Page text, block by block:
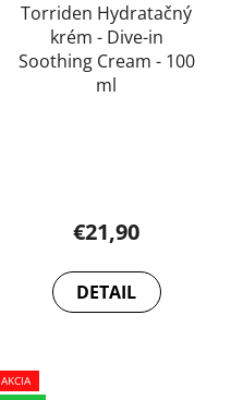
Torriden Hydratačný
krém - Dive-in
Soothing Cream - 100
ml
€21,90
DETAIL
AKCIA